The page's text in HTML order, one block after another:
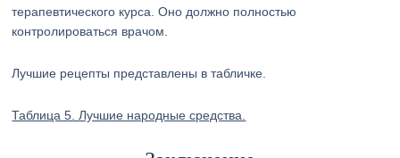
терапевтического курса. Оно должно полностью
контролироваться врачом.
Лучшие рецепты представлены в табличке.
Таблица 5. Лучшие народные средства.